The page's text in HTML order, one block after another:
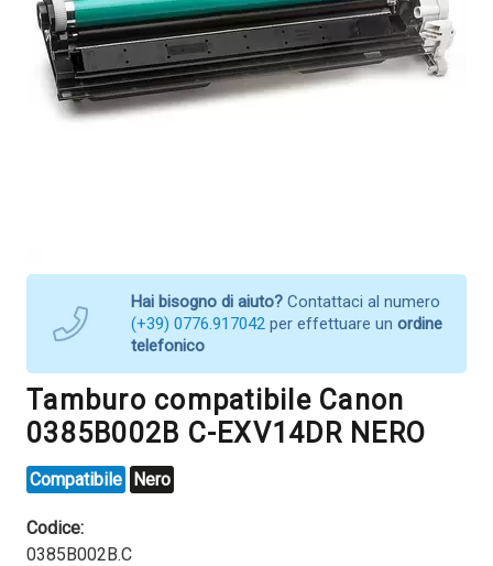
Hai bisogno di aiuto? Contattaci al numero
(+39) 0776.917042 per effettuare un ordine
telefonico
Tamburo compatibile Canon
0385B002B C-EXV14DR NERO
Compatibile Nero
Codice:
0385B002B.C